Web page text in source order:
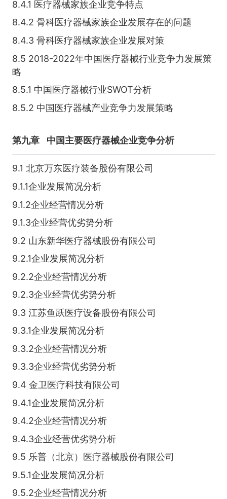
8.4.1 医疗器械家族企业竞争特点
8.4.2 骨科医疗器械家族企业发展存在的问题
8.4.3 骨科医疗器械家族企业发展对策
8.5 2018-2022年中国医疗器械行业竞争力发展策
略
8.5.1 中国医疗器械行业SWOT分析
8.5.2 中国医疗器械产业竞争力发展策略
第九章 中国主要医疗器械企业竞争分析
9.1 北京万东医疗装备股份有限公司
9.1.1企业发展简况分析
9.1.2企业经营情况分析
9.1.3企业经营优劣势分析
9.2 山东新华医疗器械股份有限公司
9.2.1企业发展简况分析
9.2.2企业经营情况分析
9.2.3企业经营优劣势分析
9.3 江苏鱼跃医疗设备股份有限公司
9.3.1企业发展简况分析
9.3.2企业经营情况分析
9.3.3企业经营优劣势分析
9.4 金卫医疗科技有限公司
9.4.1企业发展简况分析
9.4.2企业经营情况分析
9.4.3企业经营优劣势分析
9.5 乐普（北京）医疗器械股份有限公司
9.5.1企业发展简况分析
9.5.2企业经营情况分析